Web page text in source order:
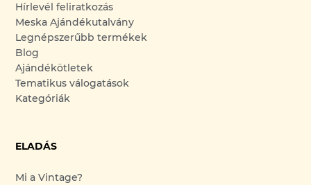
Hírlevél feliratkozás
Meska Ajándékutalvány
Legnépszerűbb termékek
Blog
Ajándékötletek
Tematikus válogatások
Kategóriák
ELADÁS
Mi a Vintage?